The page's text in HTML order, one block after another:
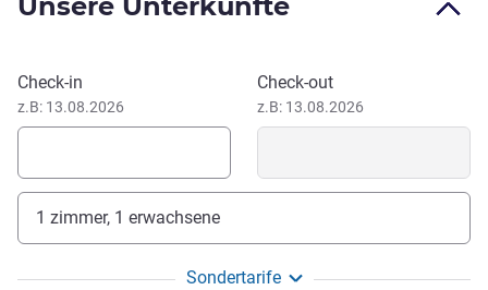
Dieses Hotel buchen
Check-in
z.B: 13.08.2026
Check-out
z.B: 13.08.2026
1 zimmer, 1 erwachsene
Sondertarife